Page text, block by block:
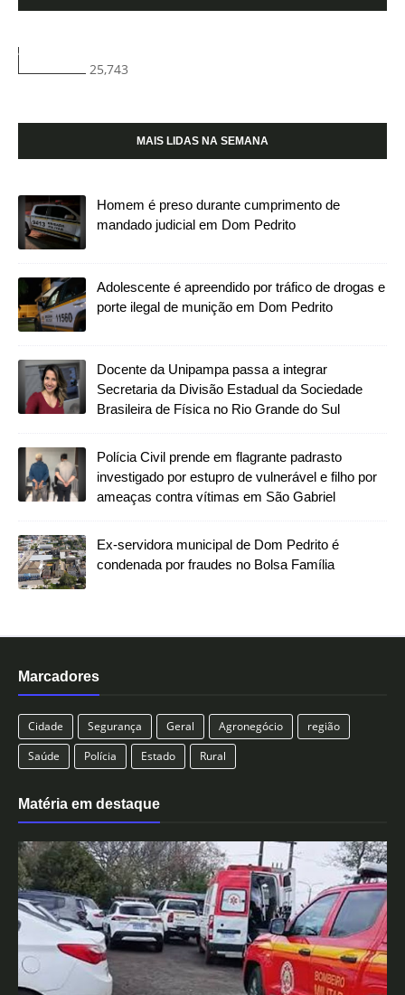
25,743
MAIS LIDAS NA SEMANA
Homem é preso durante cumprimento de
mandado judicial em Dom Pedrito
Adolescente é apreendido por tráfico de drogas e
porte ilegal de munição em Dom Pedrito
Docente da Unipampa passa a integrar
Secretaria da Divisão Estadual da Sociedade
Brasileira de Física no Rio Grande do Sul
Polícia Civil prende em flagrante padrasto
investigado por estupro de vulnerável e filho por
ameaças contra vítimas em São Gabriel
Ex-servidora municipal de Dom Pedrito é
condenada por fraudes no Bolsa Família
Marcadores
Cidade Segurança Geral Agronegócio
região
Saúde
Polícia Estado Rural
Matéria em destaque